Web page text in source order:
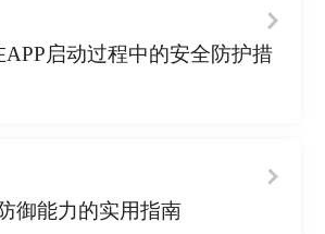
APP启动过程中的安全防护措
御能力的实用指南